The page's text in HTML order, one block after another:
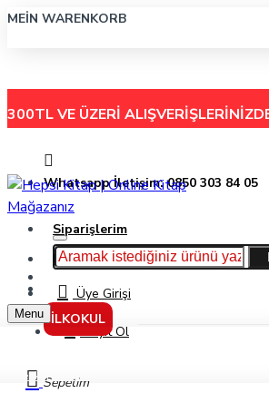
MEIN WARENKORB
300TL VE ÜZERİ
Whatsapp İletişim: 0850 303 84 05
Siparişlerim
Hakkımızda
İletişimÜye Girişi
Kayıt Ol
Sepetim
İLKOKUL
Menu
Keskin Color 160 Yaprak 17X24 Fancy Ciltli Defter